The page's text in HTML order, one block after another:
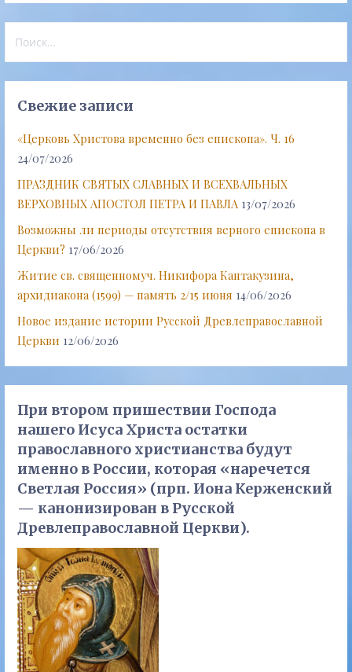
Свежие записи
«Церковь Христова временно без епископа». Ч. 16
24/07/2026
ПРАЗДНИК СВЯТЫХ СЛАВНЫХ И ВСЕХВАЛЬНЫХ
ВЕРХОВНЫХ АПОСТОЛ ПЕТРА И ПАВЛА 13/07/2026
Возможны ли периоды отсутствия верного епископа в
Церкви? 17/06/2026
Житие св. священномуч. Никифора Кантакузина,
архидиакона (1599) — память 2/15 июня 14/06/2026
Новое издание истории Русской Древлеправославной
Церкви 12/06/2026
При втором пришествии Господа
нашего Исуса Христа остатки
православного христианства будут
именно в России, которая «наречется
Светлая Россия» (прп. Иона Керженский
— канонизирован в Русской
Древлеправославной Церкви).